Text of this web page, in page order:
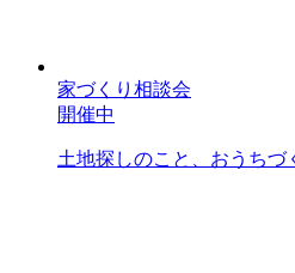
家づくり相談会
開催中
土地探しのこと、おうちづ